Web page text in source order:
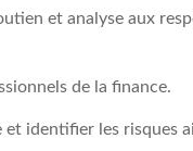
et analyse aux
de la finance.
identifier les risques